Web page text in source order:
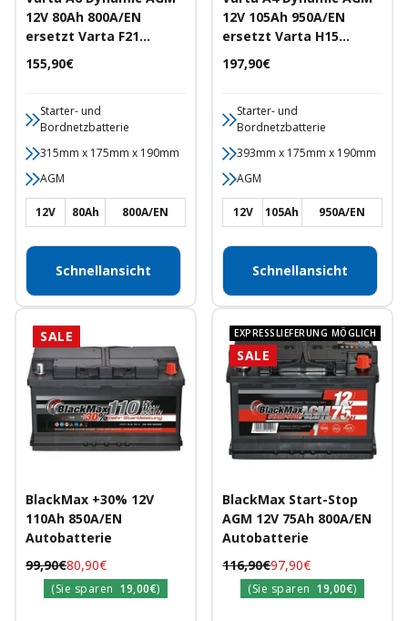
12V 80Ah 800A/EN
ersetzt Varta F21
Autobatterie
Angebotspreis
155,90€
Starter- und
Bordnetzbatterie
315mm x 175mm x 190mm
AGM
12V 80Ah 800A/EN
Schnellansicht
12V 105Ah 950A/EN
ersetzt Varta H15
Autobatterie
Angebotspreis
197,90€
Starter- und
Bordnetzbatterie
393mm x 175mm x 190mm
AGM
12V 105Ah 950A/EN
Schnellansicht
SALE
BlackMax +30% 12V
110Ah 850A/EN
Autobatterie
Angebotspreis
80,90€
Regulärer
Preis
99,90€
(Sie sparen 19,00€)
EXPRESSLIEFERUNG MÖGLICH
SALE
BlackMax Start-Stop
AGM 12V 75Ah 800A/EN
Autobatterie
Angebotspreis
97,90€
Regulärer
Preis
116,90€
(Sie sparen 19,00€)